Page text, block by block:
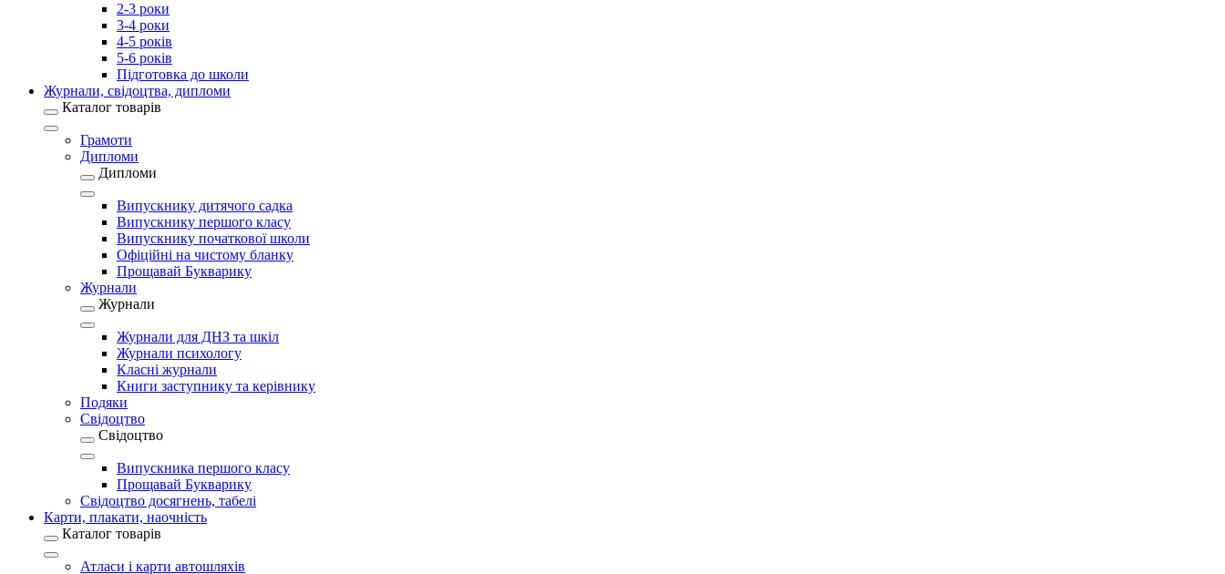
2-3 роки
3-4 роки
4-5 років
5-6 років
Підготовка до школи
Журнали, свідоцтва, дипломи
Каталог товарів
Грамоти
Дипломи
Дипломи
Випускнику дитячого садка
Випускнику першого класу
Випускнику початкової школи
Офіційні на чистому бланку
Прощавай Букварику
Журнали
Журнали
Журнали для ДНЗ та шкіл
Журнали психологу
Класні журнали
Книги заступнику та керівнику
Подяки
Свідоцтво
Свідоцтво
Випускника першого класу
Прощавай Букварику
Свідоцтво досягнень, табелі
Карти, плакати, наочність
Каталог товарів
Атласи і карти автошляхів